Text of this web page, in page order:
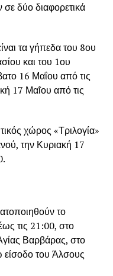
δύο διαφορετικά
τα γήπεδα του 8ου
και του 1ου
16 Μαΐου από τις
17 Μαΐου από τις
χώρος «Τριλογία»
την Κυριακή 17
το
τις 21:00, στο
Βαρβάρας, στο
είσοδο του Άλσους